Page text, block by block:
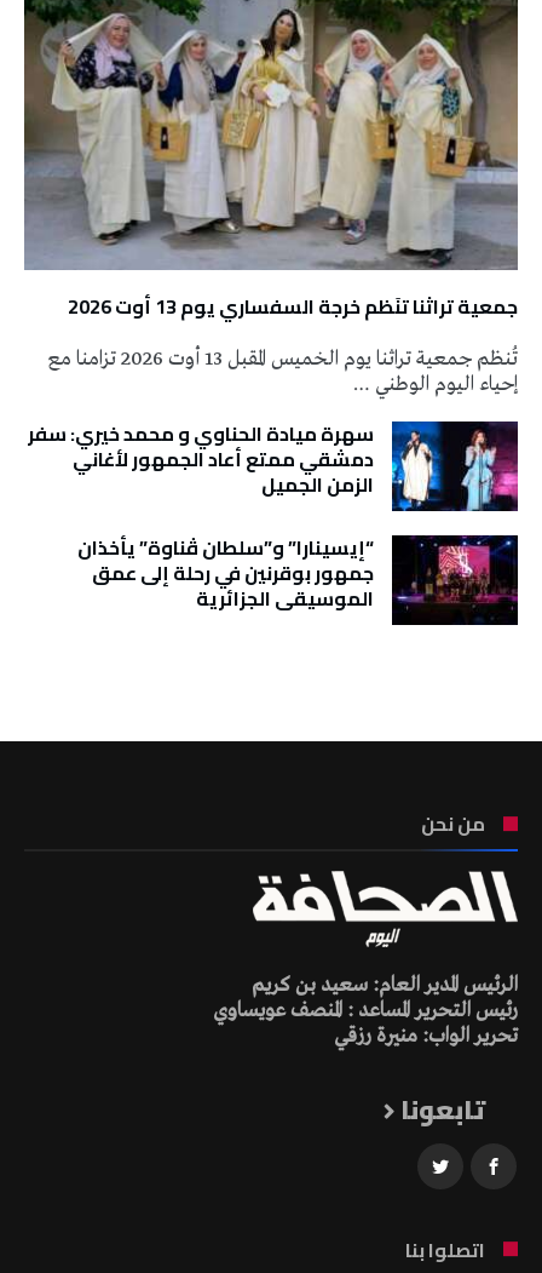
جمعية تراثنا تنَظم خرجة السفساري يوم 13 أوت 2026
تُنظم جمعية تراثنا يوم الخميس المقبل 13 أوت 2026 تزامنا مع
إحياء اليوم الوطني …
سهرة ميادة الحناوي و محمد خيري: سفر
دمشقي ممتع أعاد الجمهور لأغاني
الزمن الجميل
“إيسينارا” و”سلطان ڤناوة” يأخذان
جمهور بوقرنين في رحلة إلى عمق
الموسيقى الجزائرية
من نحن
الرئيس المدير العام: سعيد بن كريم
رئيس التحرير المساعد : المنصف عويساوي
تحرير الواب: منيرة رزقي
تابعونا
اتصلوا بنا